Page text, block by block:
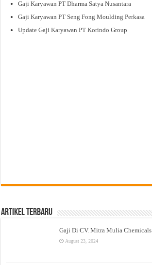
Gaji Karyawan PT Dharma Satya Nusantara
Gaji Karyawan PT Seng Fong Moulding Perkasa
Update Gaji Karyawan PT Korindo Group
Artikel Terbaru
Gaji Di CV. Mitra Mulia Chemicals
August 23, 2024